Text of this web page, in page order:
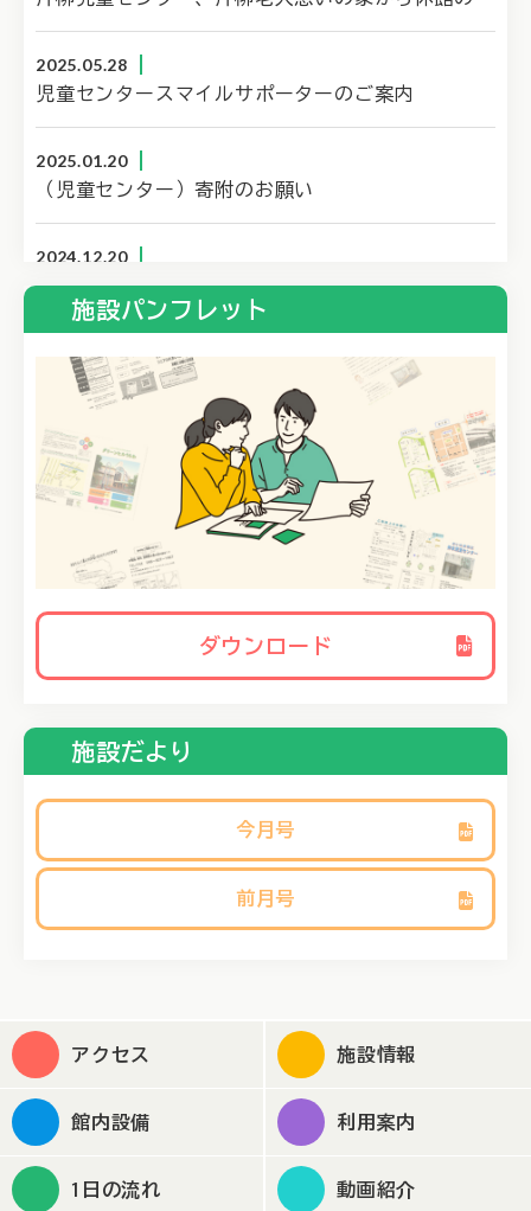
2025.05.28
児童センタースマイルサポーターのご案内
2025.01.20
（児童センター）寄附のお願い
2024.12.20
寄附のお願い
2024.10.25
2023.05.15
施設パンフレットをリニューアルしました。
『ヤングケアラーなど子ども相談窓口』を開設しました。
施設パンフレット
ダウンロード
施設だより
今月号
前月号
アクセス 施設情報
館内設備 利用案内
1日の流れ 動画紹介